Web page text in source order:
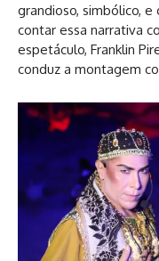
grandioso, simbólico,
contar essa narrativa
espetáculo, Franklin
conduz a montagem